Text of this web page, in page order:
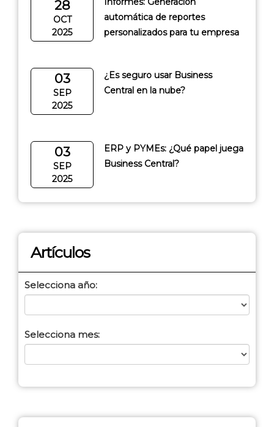
28
OCT
2025
automática de reportes
personalizados para tu empresa
03
SEP
2025
¿Es seguro usar Business
Central en la nube?
03
SEP
2025
ERP y PYMEs: ¿Qué papel juega
Business Central?
Artículos
Selecciona año:
Selecciona mes: